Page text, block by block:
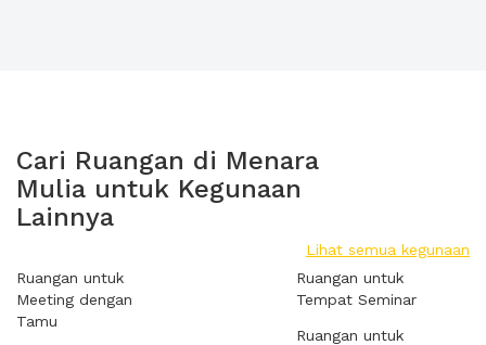
Cari Ruangan di Menara
Mulia untuk Kegunaan
Lainnya
Lihat semua kegunaan
Ruangan untuk
Meeting dengan
Tamu
Ruangan untuk
Tempat Seminar
Ruangan untuk